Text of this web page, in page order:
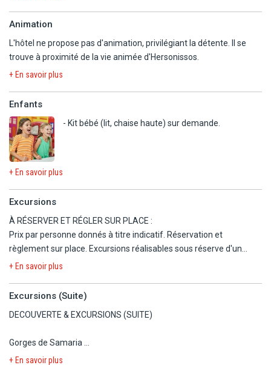
À proximité :
supplément).
- Billard.
Animation
L'hôtel ne propose pas d'animation, privilégiant la détente. Il se
trouve à proximité de la vie animée d'Hersonissos.
+ En savoir plus
Enfants
- Kit bébé (lit, chaise haute) sur demande.
+ En savoir plus
Excursions
À RÉSERVER ET RÉGLER SUR PLACE :
Prix par personne donnés à titre indicatif. Réservation et
règlement sur place. Excursions réalisables sous réserve d'un
minimum de participants.
de 4 ans sans siège dans le car et/ou bateau.
Toutes les excursions sont effectuées avec des bus climatisés et,
selon l'excursion, avec un guide francophone diplômé d'Etat ou
Programmes pouvant être modifiés selon impératifs locaux.
Offres et tarifs valables jusqu'à fin octobre 2026.
+ En savoir plus
Excursions (Suite)
DECOUVERTE & EXCURSIONS (SUITE)
Gorges de Samaria
Recommandation : journée avec randonnée nécessitant une
+ En savoir plus